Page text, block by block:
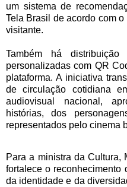
um sistema de
Tela Brasil de acordo com
visitante.
Também há
personalizadas com QR
plataforma. A iniciativa
de circulação cotidiana
audiovisual nacional,
histórias, dos
representados pelo cinema
Para a ministra da Cultura,
fortalece o reconhecimento
da identidade e da